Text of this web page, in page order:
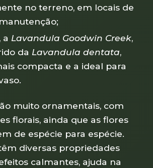
no terreno, em locais de
a Lavandula Goodwin Creek,
da Lavandula dentata,
compacta e a ideal para
muito ornamentais, com
florais, ainda que as flores
de espécie para espécie.
diversas propriedades
calmantes, ajuda na